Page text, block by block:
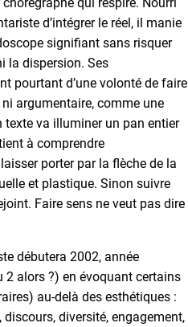
d’intégrer le réel, il manie
signifiant sans risquer
la dispersion. Ses
pourtant d’une volonté de faire
argumentaire, comme une
texte va illuminer un pan entier
à comprendre
porter par la flèche de la
et plastique. Sinon suivre
Faire sens ne veut pas dire
débutera 2002, année
2 alors ?) en évoquant certains
au-delà des esthétiques :
diversité, engagement,